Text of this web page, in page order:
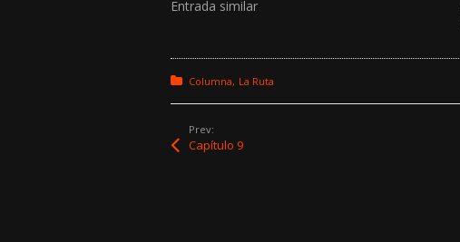
Entrada similar
Posted in:
Columna La Ruta
Prev:
Capítulo 9